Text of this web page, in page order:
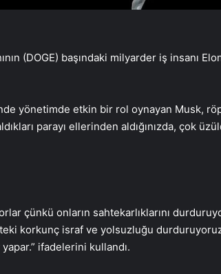
(DOGE) başındaki milyarder iş insanı
yönetimde etkin bir rol oynayan Musk,
parayı ellerinden aldığınızda, çok
çünkü onların sahtekarlıklarını
korkunç israf ve yolsuzluğu durduruyoruz
ifadelerini kullandı.